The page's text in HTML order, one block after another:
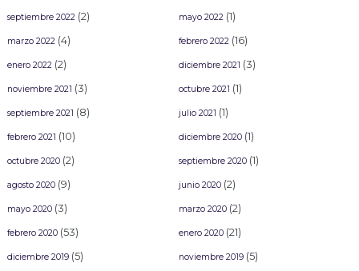
septiembre 2022(2) mayo 2022(1)
marzo 2022(4) febrero 2022(16)
enero 2022(2) diciembre 2021 (3)
noviembre 2021 (3) octubre 2021 (1)
septiembre 2021 (8) julio 2021 (1)
febrero 2021 (10) diciembre 2020(1)
octubre 2020(2) septiembre 2020(1)
agosto 2020(9) junio 2020(2)
mayo 2020(3) marzo 2020(2)
febrero 2020(53) enero 2020(21)
diciembre 2019(5) noviembre 2019(5)